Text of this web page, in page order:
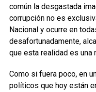
común la desgastada
corrupción no es
Nacional y ocurre en
desafortunadamente,
que esta realidad es una
Como si fuera poco, en
políticos que hoy están